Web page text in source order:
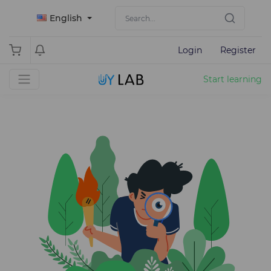
English
Login Register
Start learning